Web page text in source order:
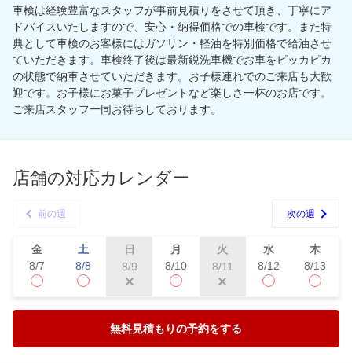
車検は経験豊富なスタッフが事前見積りをさせて頂き、丁寧にア
ドバイスいたしますので、安心・納得価格での車検です。また特
典として車検のお客様にはガソリン・軽油を特別価格で給油させ
ていただきます。車検終了後は最新鋭洗車機でお車をピッカピカ
の状態で納車させていただきます。お子様連れでのご来店も大歓
迎です。お子様にお菓子プレゼントなど楽しさ一杯のお店です。
ご来店スタッフ一同お待ちしております。
店舗の対応カレンダー
前の週 次の週
金
8/7
土
8/8
日
8/9
月
8/10
火
8/11
水
8/12
木
8/13
無料見積もりの予約をする